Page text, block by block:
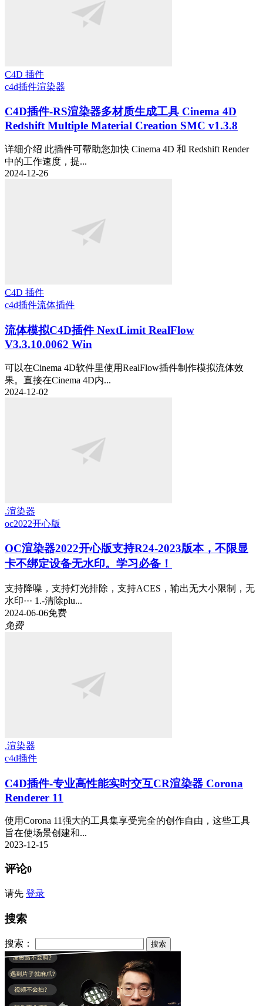
C4D 插件
c4d插件渲染器
C4D插件-RS渲染器多材质生成工具 Cinema 4D
Redshift Multiple Material Creation SMC v1.3.8
详细介绍 此插件可帮助您加快 Cinema 4D 和 Redshift Render
中的工作速度，提...
2024-12-26
C4D 插件
c4d插件流体插件
流体模拟C4D插件 NextLimit RealFlow
V3.3.10.0062 Win
可以在Cinema 4D软件里使用RealFlow插件制作模拟流体效
果。直接在Cinema 4D内...
2024-12-02
.渲染器
oc2022开心版
OC渲染器2022开心版支持R24-2023版本，不限显
卡不绑定设备无水印。学习必备！
支持降噪，支持灯光排除，支持ACES，输出无大小限制，无
水印··· 1.-清除plu...
2024-06-06免费
免费
.渲染器
c4d插件
C4D插件-专业高性能实时交互CR渲染器 Corona
Renderer 11
使用Corona 11强大的工具集享受完全的创作自由，这些工具
旨在使场景创建和...
2023-12-15
评论0
请先 登录
搜索
搜索：